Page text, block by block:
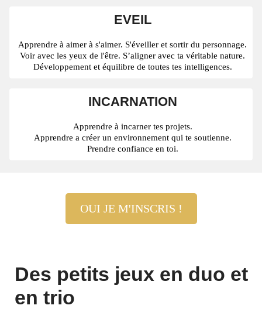
EVEIL
Apprendre à aimer à s'aimer. S'éveiller et sortir du personnage.
Voir avec les yeux de l'être. S’aligner avec ta véritable nature.
Développement et équilibre de toutes tes intelligences.
INCARNATION
Apprendre à incarner tes projets.
Apprendre a créer un environnement qui te soutienne.
Prendre confiance en toi.
OUI JE M'INSCRIS !
Des petits jeux en duo et
en trio